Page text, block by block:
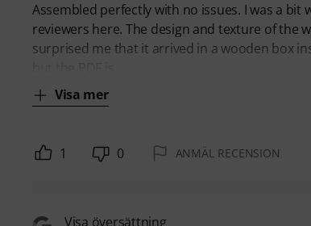
Assembled perfectly with no issues. I was a
reviewers here. The design and texture of the
surprised me that it arrived in a wooden box
Visa mer
1 0 ANMÄL RECENSION
Visa översättning